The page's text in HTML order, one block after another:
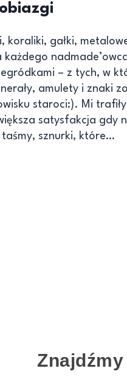
koraliki, gałki,
– z tych, w
amulety i znaki
staroci:). Mi
satysfakcja gdy
taśmy, sznurki, które…